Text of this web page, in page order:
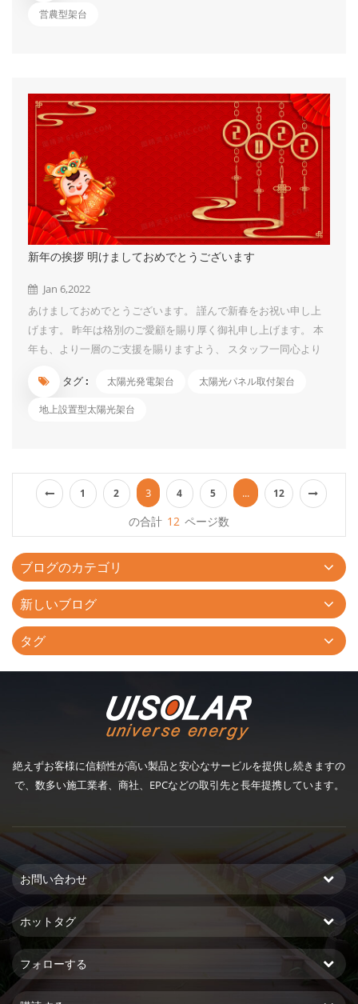
よりお願い申し上げます。 なお、弊社の元旦休業期間は下記の
のご愛顧の程、何卒宜しくお願い致します。 ...
営農型架台
新年の挨拶 明けましておめでとうございます
Jan 6,2022
あけましておめでとうございます。 謹んで新春をお祝い申し上
げます。 昨年は格別のご愛顧を賜り厚く御礼申し上げます。 本
年も、より一層のご支援を賜りますよう、 スタッフ一同心より
太陽光発電架台に関すること是非お気軽にお問い合わせくださ
い。 皆様のご健勝と貴社の益々のご発展を心よりお祈りいたし
タグ : 太陽光発電架台 太陽光パネル取付架台
地上設置型太陽光架台
1 2 3 4 5 ... 12
の合計 12 ページ数
ブログのカテゴリ
新しいブログ
タグ
絶えずお客様に信頼性が高い製品と安心なサービルを提供し続きますの
で、数多い施工業者、商社、EPCなどの取引先と長年提携しています。
お問い合わせ
ホットタグ
フォローする